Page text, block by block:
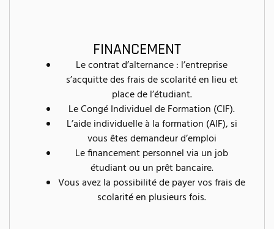
FINANCEMENT
Le contrat d’alternance : l’entreprise
s’acquitte des frais de scolarité en lieu et
place de l’étudiant.
Le Congé Individuel de Formation (CIF).
L’aide individuelle à la formation (AIF), si
vous êtes demandeur d’emploi
Le financement personnel via un job
étudiant ou un prêt bancaire.
Vous avez la possibilité de payer vos frais de
scolarité en plusieurs fois.